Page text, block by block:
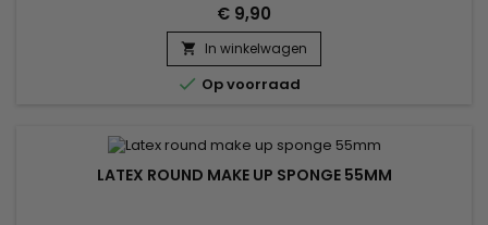
€ 9,90
 In winkelwagen
 Op voorraad
LATEX ROUND MAKE UP SPONGE 55MM